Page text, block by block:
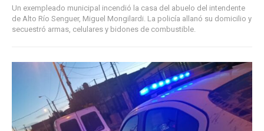
Un exempleado municipal incendió la casa del abuelo del intendente
de Alto Río Senguer, Miguel Mongilardi. La policía allanó su domicilio y
secuestró armas, celulares y bidones de combustible.